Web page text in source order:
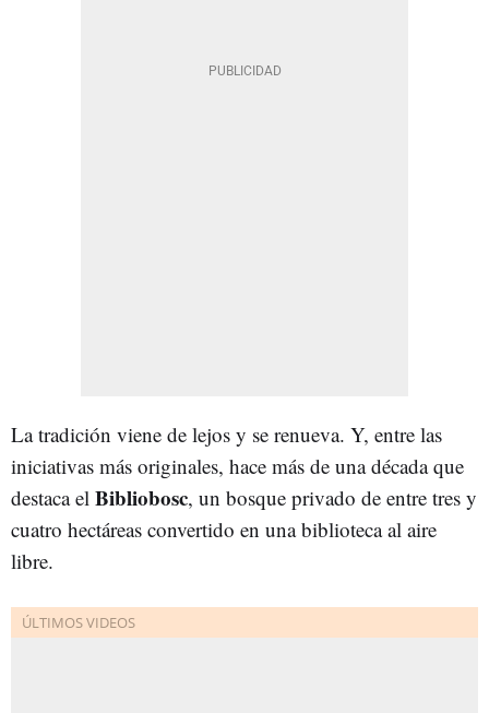
La tradición viene de lejos y se renueva. Y, entre las
iniciativas más originales, hace más de una década que
destaca el Bibliobosc, un bosque privado de entre tres y
cuatro hectáreas convertido en una biblioteca al aire
libre.